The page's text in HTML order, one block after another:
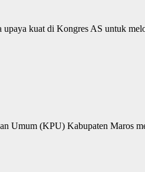
kuat di Kongres AS untuk
Umum (KPU) Kabupaten Maros